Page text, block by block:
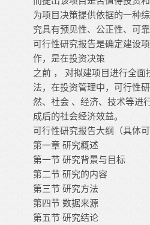
为项目决策提供依据的一种
究具有预见性、公正性、可
可行性研究报告是确定建设
作，是在投资决策
之前 ， 对拟建项目进行全
法，在投资管理中，可行性
然、社会 、经济、技术等进
成后的社会经济效益。
可行性研究报告大纲（具体
第一章 研究概述
第一节 研究背景与目标
第二节 研究的内容
第三节 研究方法
第四节 数据来源
第五节 研究结论